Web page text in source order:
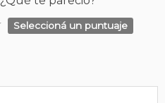
Seleccioná un puntuaje